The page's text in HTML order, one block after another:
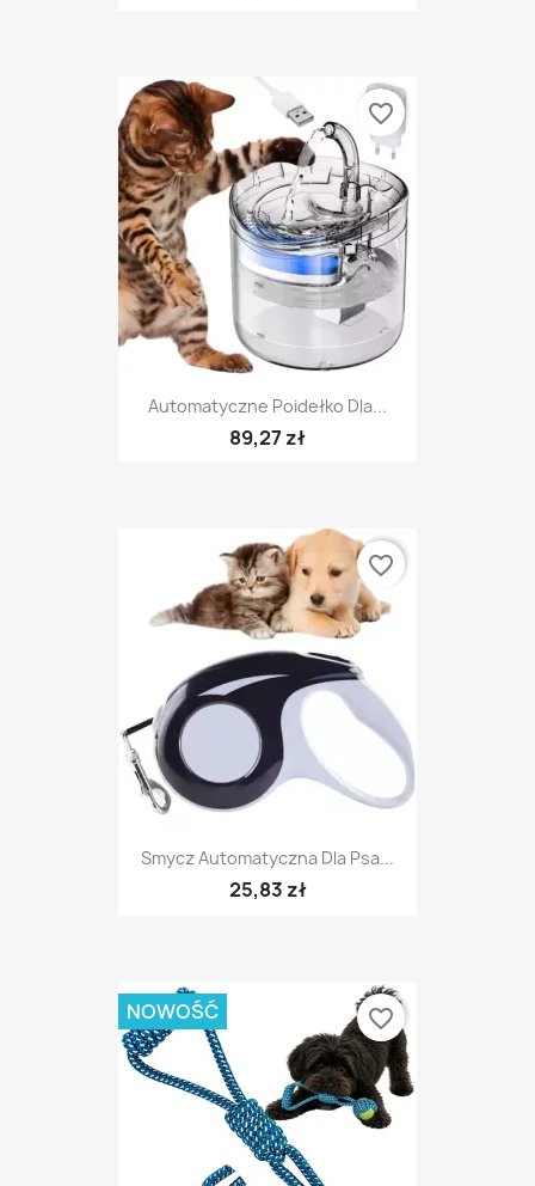
Automatyczne Poidełko Dla...
89,27 zł
favorite_border
Smycz Automatyczna Dla Psa...
25,83 zł
favorite_border
NOWOŚĆ favorite_border